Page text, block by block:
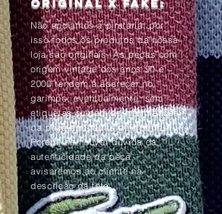
Não apoiamos a pirataria, por
isso todos os produtos da nossa
loja são originais. As peças com
origem vintage dos anos 90 e
2000 tendem à aparecer no
garimpo, eventualmente, sem
etiquetas ou com as informações
da peça apagadas pelo tempo.
Porém, se houver dúvida da
autenticidade da peça,
avisaremos ao cliente na
descrição da foto.